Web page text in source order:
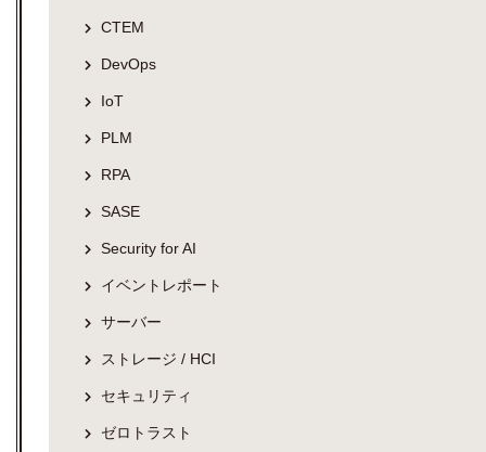
CTEM
DevOps
IoT
PLM
RPA
SASE
Security for AI
イベントレポート
サーバー
ストレージ / HCI
セキュリティ
ゼロトラスト